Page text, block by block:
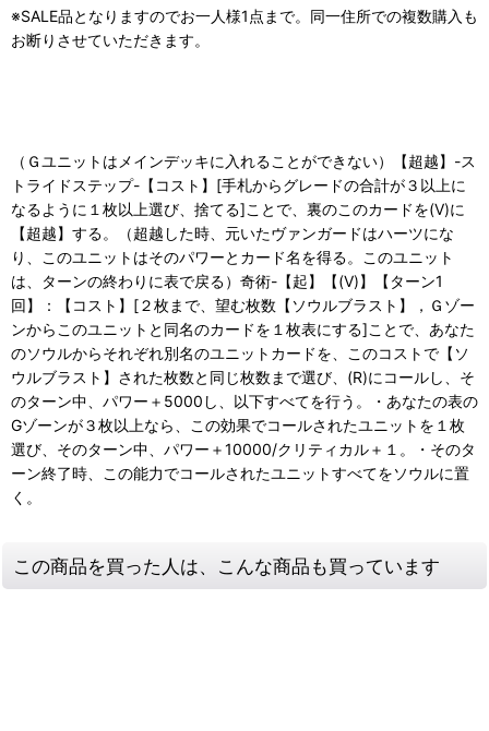
※SALE品となりますのでお一人様1点まで。同一住所での複数購入も
お断りさせていただきます。
（Ｇユニットはメインデッキに入れることができない）【超越】-ス
トライドステップ-【コスト】[手札からグレードの合計が３以上に
なるように１枚以上選び、捨てる]ことで、裏のこのカードを(V)に
【超越】する。（超越した時、元いたヴァンガードはハーツにな
り、このユニットはそのパワーとカード名を得る。このユニット
は、ターンの終わりに表で戻る）奇術-【起】【(V)】【ターン1
回】：【コスト】[２枚まで、望む枚数【ソウルブラスト】，Ｇゾー
ンからこのユニットと同名のカードを１枚表にする]ことで、あなた
のソウルからそれぞれ別名のユニットカードを、このコストで【ソ
ウルブラスト】された枚数と同じ枚数まで選び、(R)にコールし、そ
のターン中、パワー＋5000し、以下すべてを行う。・あなたの表の
Gゾーンが３枚以上なら、この効果でコールされたユニットを１枚
選び、そのターン中、パワー＋10000/クリティカル＋１。・そのタ
ーン終了時、この能力でコールされたユニットすべてをソウルに置
く。
この商品を買った人は、こんな商品も買っています